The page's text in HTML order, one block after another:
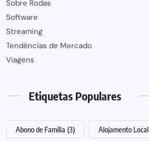
Sobre Rodas
Software
Streaming
Tendências de Mercado
Viagens
Etiquetas Populares
Abono de Família (3) Alojamento Local